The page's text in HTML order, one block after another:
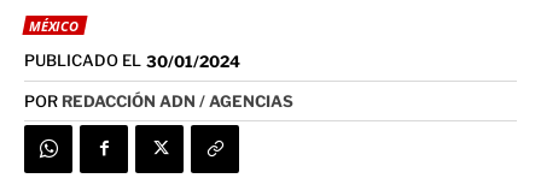
MÉXICO
PUBLICADO EL 30/01/2024
POR REDACCIÓN ADN / AGENCIAS